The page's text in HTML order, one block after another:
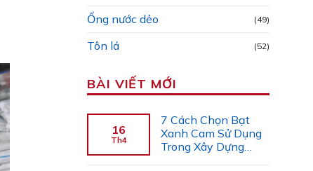
Ống nước dẻo (49)
Tôn lá (52)
BÀI VIẾT MỚI
16
Th4
7 Cách Chọn Bạt
Xanh Cam Sử Dụng
Trong Xây Dựng